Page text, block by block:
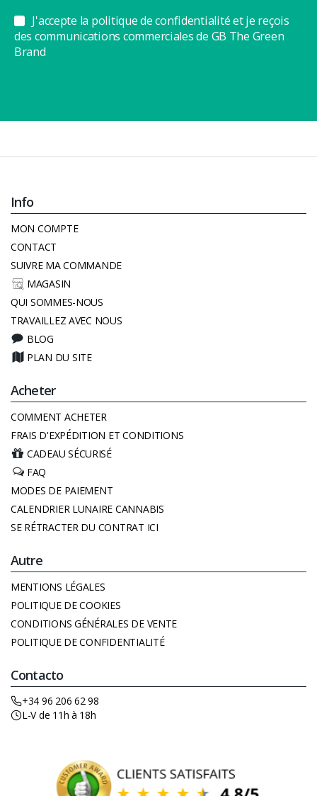
J'accepte la politique de confidentialité et je reçois
des communications commerciales de GB The Green
Brand
Info
MON COMPTE
CONTACT
SUIVRE MA COMMANDE
MAGASIN
QUI SOMMES-NOUS
TRAVAILLEZ AVEC NOUS
BLOG
PLAN DU SITE
Acheter
COMMENT ACHETER
FRAIS D'EXPÉDITION ET CONDITIONS
CADEAU SÉCURISÉ
FAQ
MODES DE PAIEMENT
CALENDRIER LUNAIRE CANNABIS
SE RÉTRACTER DU CONTRAT ICI
Autre
MENTIONS LÉGALES
POLITIQUE DE COOKIES
CONDITIONS GÉNÉRALES DE VENTE
POLITIQUE DE CONFIDENTIALITÉ
Contacto
+34 96 206 62 98
L-V de 11h à 18h